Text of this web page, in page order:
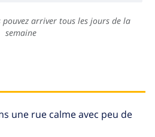
pouvez arriver tous les jours de la
semaine
une rue calme avec peu de